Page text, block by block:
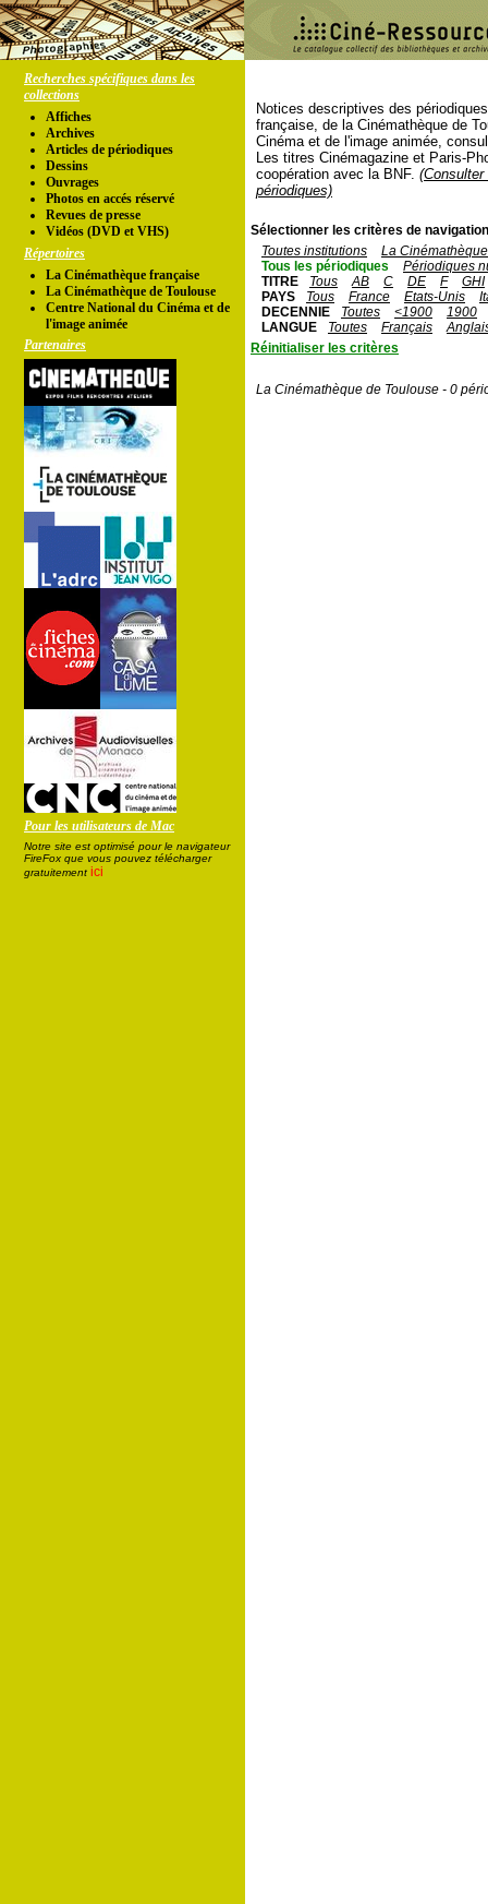
Recherches spécifiques dans les
collections
Affiches
Archives
Articles de périodiques
Dessins
Ouvrages
Photos en accés réservé
Revues de presse
Vidéos (DVD et VHS)
Répertoires
La Cinémathèque française
La Cinémathèque de Toulouse
Centre National du Cinéma et de
l'image animée
Partenaires
Pour les utilisateurs de Mac
Notre site est optimisé pour le navigateur
FireFox que vous pouvez télécharger
gratuitement ici
Notices descriptives des
française, de la Cinémathèque de
Cinéma et de l'image animée,
Les titres Cinémagazine et Paris-
coopération avec la BNF.
périodiques)
Sélectionner les critères de
Toutes institutions
La
Tous les périodiques
Périodiques
TITRE
Tous AB C DE F
GHI
PAYS
Tous France Etats-Unis
DECENNIE
Toutes <1900
1900
LANGUE
Toutes Français
Réinitialiser les critères
La Cinémathèque de Toulouse - 0